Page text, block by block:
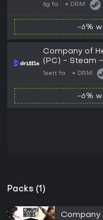
6g fa DRM:
-6%
Company of
(PC) - Steam
1sett fa DRM:
-6%
Packs (1)
Company